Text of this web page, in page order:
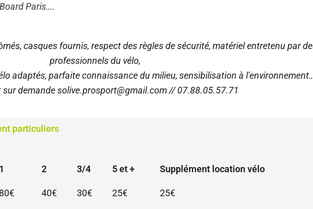
Paris….
casques fournis, respect des règles de sécurité, matériel entretenu par
professionnels du vélo,
adaptés, parfaite connaissance du milieu, sensibilisation à
sur demande solive.prosport@gmail.com // 07.88.05.57.71
particuliers
1 2 3/4 5 et + Supplément location vélo
80€ 40€ 30€ 25€ 25€